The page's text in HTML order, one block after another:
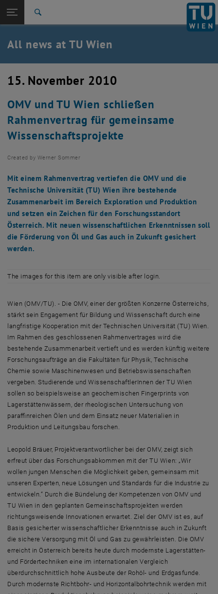
TU Login
Quicklinks
Toggle quicklinks menu
Studies
Career
Back: list subpages of parent page TU Wien Homepage
Back to:
TU Wien Homepage
Overview
All news at TU Wien
15. November 2010
OMV und TU Wien schließen
Rahmenvertrag für gemeinsame
Wissenschaftsprojekte
Created by Werner Sommer
Mit einem Rahmenvertrag vertiefen die OMV und die
Technische Universität (TU) Wien ihre bestehende
Zusammenarbeit im Bereich Exploration und Produktion
und setzen ein Zeichen für den Forschungsstandort
Österreich. Mit neuen wissenschaftlichen Erkenntnissen soll
die Förderung von Öl und Gas auch in Zukunft gesichert
werden.
The images for this item are only visible after login.
Wien (OMV/TU). - Die OMV, einer der größten Konzerne Österreichs,
stärkt sein Engagement für Bildung und Wissenschaft durch eine
langfristige Kooperation mit der Technischen Universität (TU) Wien.
Im Rahmen des geschlossenen Rahmenvertrages wird die
bestehende Zusammenarbeit vertieft und es werden künftig weitere
Forschungsaufträge an die Fakultäten für Physik, Technische
Chemie sowie Maschinenwesen und Betriebswissenschaften
vergeben. Studierende und WissenschaftlerInnen der TU Wien
sollen so beispielsweise an geochemischen Fingerprints von
Lagerstättenwässern, der rheologischen Untersuchung von
paraffinreichen Ölen und dem Einsatz neuer Materialien in
Produktion und Leitungsbau forschen.
Leopold Bräuer, Projektverantwortlicher bei der OMV, zeigt sich
erfreut über das Forschungsabkommen mit der TU Wien: „Wir
wollen jungen Menschen die Möglichkeit geben, gemeinsam mit
unseren Experten, neue Lösungen und Standards für die Industrie zu
entwickeln.“ Durch die Bündelung der Kompetenzen von OMV und
TU Wien in den geplanten Gemeinschaftsprojekten werden
richtungsweisende Innovationen erwartet. Ziel der OMV ist es, auf
Basis gesicherter wissenschaftlicher Erkenntnisse auch in Zukunft
die sichere Versorgung mit Öl und Gas zu gewährleisten. Die OMV
erreicht in Österreich bereits heute durch modernste Lagerstätten-
und Fördertechniken eine im internationalen Vergleich
überdurchschnittlich hohe Ausbeute der Rohöl- und Erdgasfunde.
Durch modernste Richtbohr- und Horizontalbohrtechnik werden mit